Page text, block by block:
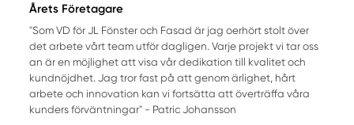
Årets Företagare
"Som VD för JL Fönster och Fasad är jag oerhört stolt över
det arbete vårt team utför dagligen. Varje projekt vi tar oss
an är en möjlighet att visa vår dedikation till kvalitet och
kundnöjdhet. Jag tror fast på att genom ärlighet, hårt
arbete och innovation kan vi fortsätta att överträffa våra
kunders förväntningar" - Patric Johansson